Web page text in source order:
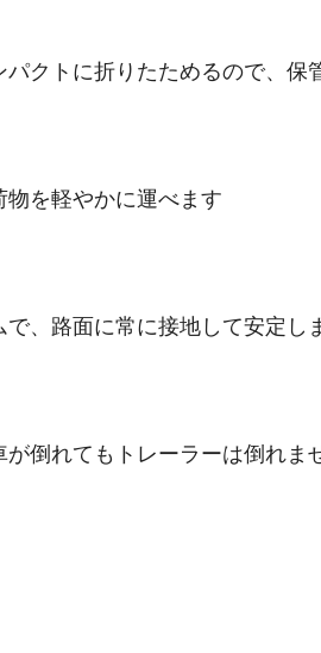
クトに折りたためるので、保
を軽やかに運べます
、路面に常に接地して安定し
倒れてもトレーラーは倒れま